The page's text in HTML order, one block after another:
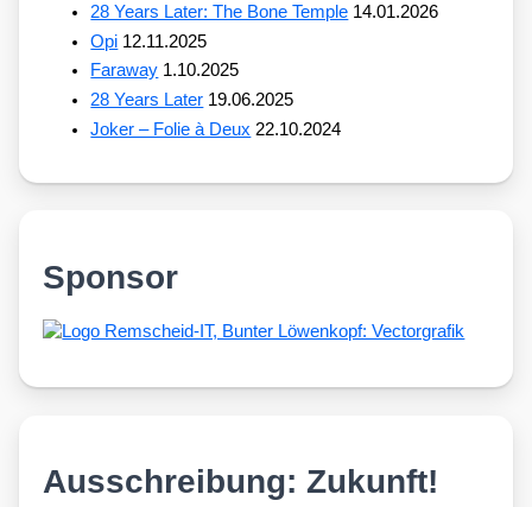
28 Years Later: The Bone Temple 14.01.2026
Opi 12.11.2025
Faraway 1.10.2025
28 Years Later 19.06.2025
Joker – Folie à Deux 22.10.2024
Sponsor
Ausschreibung: Zukunft!